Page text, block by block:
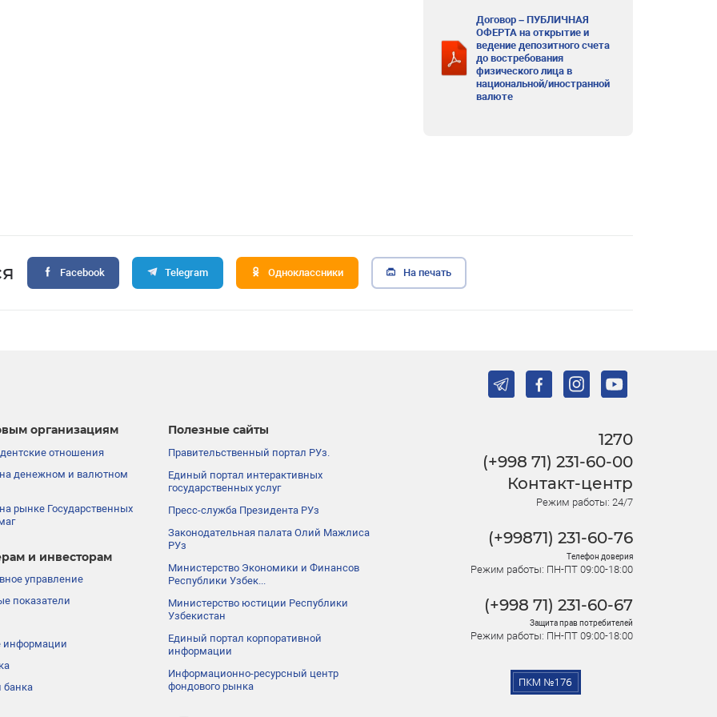
Договор – ПУБЛИЧНАЯ
ОФЕРТА на открытие и
ведение депозитного счета
до востребования
физического лица в
национальной/иностранной
валюте
Facebook Telegram Одноклассники На печать
организациям
отношения
денежном и валютном
рынке Государственных
и инвесторам
управление
показатели
информации
банка
Полезные сайты
Правительственный портал РУз.
Единый портал интерактивных
государственных услуг
Пресс-служба Президента РУз
Законодательная палата Олий Мажлиса
РУз
Министерство Экономики и Финансов
Республики Узбек...
Министерство юстиции Республики
Узбекистан
Единый портал корпоративной
информации
Информационно-ресурсный центр
фондового рынка
1270
(+998 71) 231-60-00
Контакт-центр
Режим работы: 24/7
(+99871) 231-60-76
Телефон доверия
Режим работы: ПН-ПТ 09:00-18:00
(+998 71) 231-60-67
Защита прав потребителей
Режим работы: ПН-ПТ 09:00-18:00